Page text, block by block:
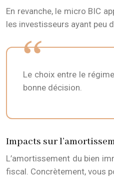
En revanche, le micro BIC
les investisseurs ayant peu
Le choix entre le
bonne décision.
Impacts sur
L’amortissement du bien
fiscal. Concrètement, vous